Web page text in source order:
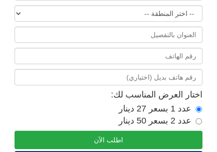
اختار العرض المناسب لك:
عدد 1 بسعر 27 دينار
عدد 2 بسعر 50 دينار
اطلب الآن